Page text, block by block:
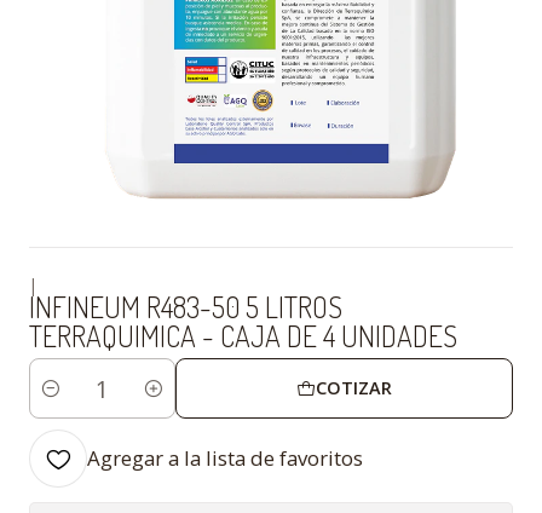
|
INFINEUM R483-50 5 LITROS
TERRAQUIMICA - CAJA DE 4 UNIDADES
Cantidad
COTIZAR
Agregar a la lista de favoritos